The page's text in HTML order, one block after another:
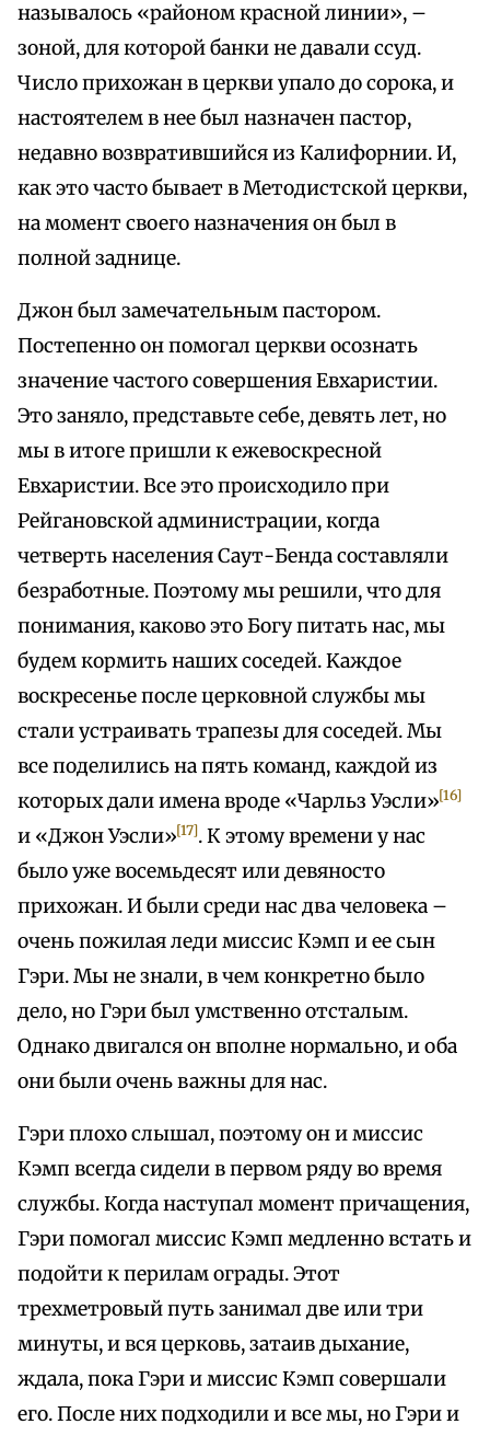
называлось «районом красной линии», –
зоной, для которой банки не давали ссуд.
Число прихожан в церкви упало до сорока, и
настоятелем в нее был назначен пастор,
недавно возвратившийся из Калифорнии. И,
как это часто бывает в Методистской церкви,
на момент своего назначения он был в
полной заднице.
Джон был замечательным пастором.
Постепенно он помогал церкви осознать
значение частого совершения Евхаристии.
Это заняло, представьте себе, девять лет, но
мы в итоге пришли к ежевоскресной
Евхаристии. Все это происходило при
Рейгановской администрации, когда
четверть населения Саут-Бенда составляли
безработные. Поэтому мы решили, что для
понимания, каково это Богу питать нас, мы
будем кормить наших соседей. Kаждое
воскресенье после церковной службы мы
стали устраивать трапезы для соседей. Мы
все поделились на пять команд, каждой из
которых дали имена вроде «Чарльз Уэсли»[16]
и «Джон Уэсли»[17]. К этому времени у нас
было уже восемьдесят или девяносто
прихожан. И были среди нас два человека –
очень пожилая леди миссис Кэмп и ее сын
Гэри. Мы не знали, в чем конкретно было
дело, но Гэри был умственно отсталым.
Однако двигался он вполне нормально, и оба
они были очень важны для нас.
Гэри плохо слышал, поэтому он и миссис
Кэмп всегда сидели в первом ряду во время
службы. Когда наступал момент причащения,
Гэри помогал миссис Кэмп медленно встать и
подойти к перилам ограды. Этот
трехметровый путь занимал две или три
минуты, и вся церковь, затаив дыхание,
ждала, пока Гэри и миссис Кэмп совершали
его. После них подходили и все мы, но Гэри и